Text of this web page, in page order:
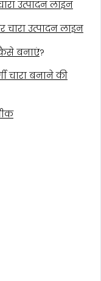
उत्पादन लाइन
चारा उत्पादन लाइन
बनाएं?
चारा बनाने की